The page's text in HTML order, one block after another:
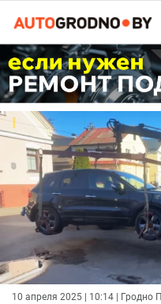
10 апреля 2025 | 10:14 | Гродно